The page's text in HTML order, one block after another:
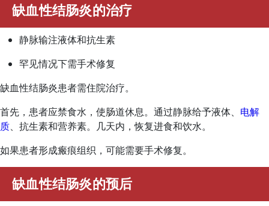
缺血性结肠炎的治疗
静脉输注液体和抗生素
罕见情况下需手术修复
缺血性结肠炎患者需住院治疗。
首先，患者应禁食水，使肠道休息。通过静脉给予液体、 电解
质、抗生素和营养素。几天内，恢复进食和饮水。
如果患者形成瘢痕组织，可能需要手术修复。
缺血性结肠炎的预后